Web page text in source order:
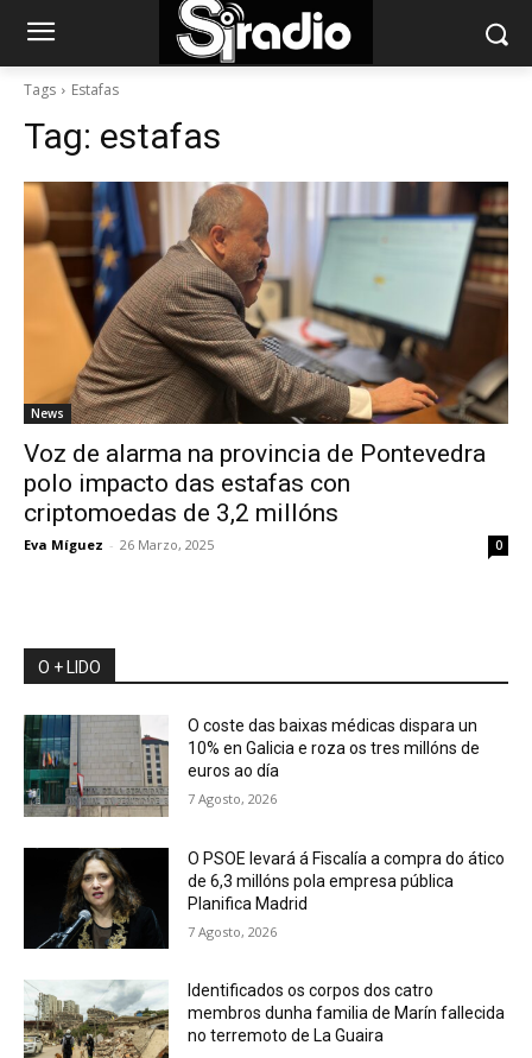
Tags Estafas
Tag: estafas
News
Voz de alarma na provincia de Pontevedra
polo impacto das estafas con
criptomoedas de 3,2 millóns
Eva Míguez - 26 Marzo, 2025 0
O + LIDO
O coste das baixas médicas dispara un
10% en Galicia e roza os tres millóns de
euros ao día
7 Agosto, 2026
O PSOE levará á Fiscalía a compra do ático
de 6,3 millóns pola empresa pública
Planifica Madrid
7 Agosto, 2026
Identificados os corpos dos catro
membros dunha familia de Marín fallecida
no terremoto de La Guaira